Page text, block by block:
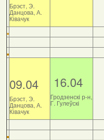
Брэст, Э.
Данцова, А.
Ківачук
09.04
Брэст, Э.
Данцова, А.
Ківачук
16.04
Гродзенскі р-н,
Г. Гулеўскі